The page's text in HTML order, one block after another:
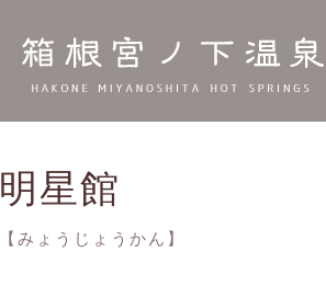
明星館
【みょうじょうかん】